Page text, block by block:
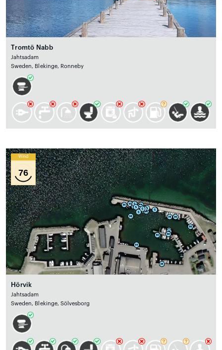
Tromtö Nabb
Jahtsadam
Sweden, Blekinge, Ronneby
Wind
76
Hörvik
Jahtsadam
Sweden, Blekinge, Sölvesborg